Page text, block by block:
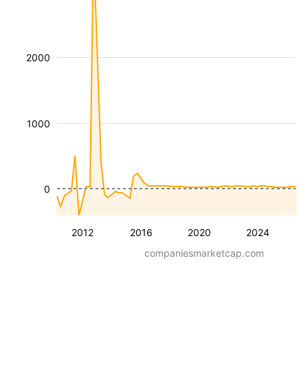
2012 2016 2020 2024
1000
2000
0
companiesmarketcap.com